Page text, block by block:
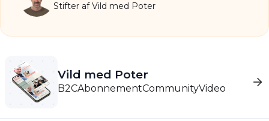
Stifter af Vild med Poter
Vild med Poter
B2CAbonnementCommunityVideo